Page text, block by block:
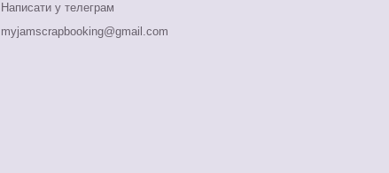
Написати у телеграм
myjamscrapbooking@gmail.com